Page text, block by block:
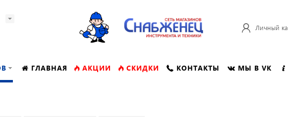
Личный
ГЛАВНАЯ АКЦИИ СКИДКИ КОНТАКТЫ МЫ В VK